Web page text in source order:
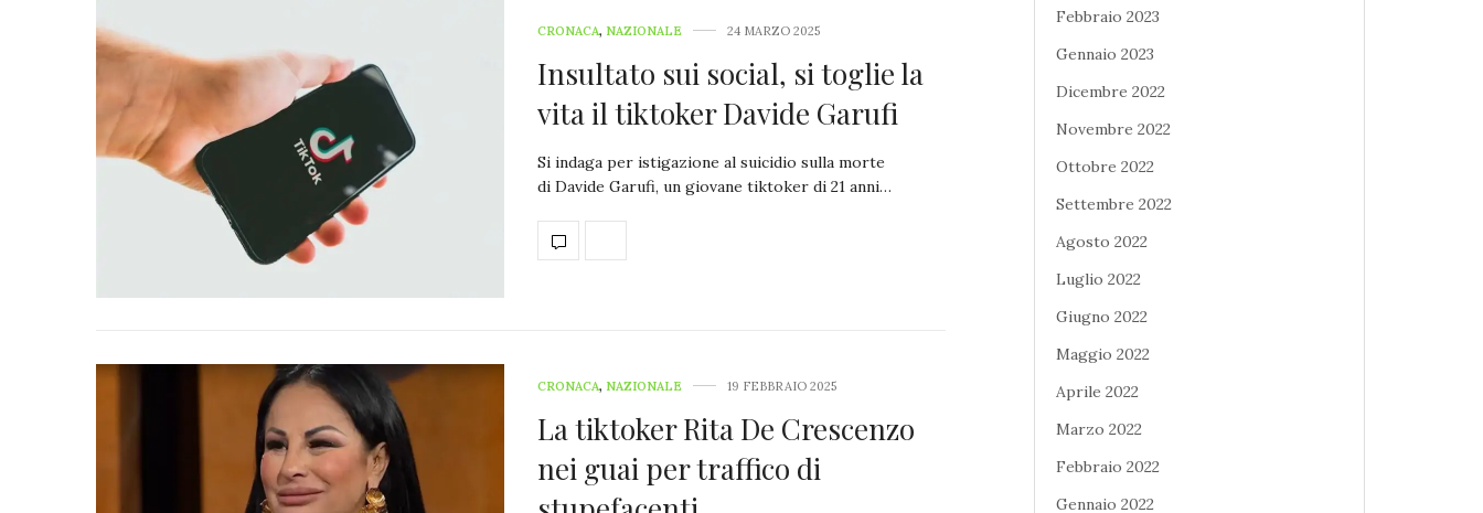
CRONACA, NAZIONALE 24 MARZO 2025
Insultato sui social, si toglie la
vita il tiktoker Davide Garufi
Si indaga per istigazione al suicidio sulla morte
di Davide Garufi, un giovane tiktoker di 21 anni…
CRONACA, NAZIONALE 19 FEBBRAIO 2025
La tiktoker Rita De Crescenzo
nei guai per traffico di
Febbraio 2023
Gennaio 2023
Dicembre 2022
Novembre 2022
Ottobre 2022
Settembre 2022
Agosto 2022
Luglio 2022
Giugno 2022
Maggio 2022
Aprile 2022
Marzo 2022
Febbraio 2022
Gennaio 2022